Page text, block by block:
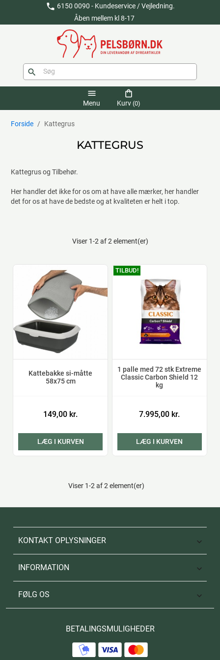
phone 6150 0090 - Kundeservice / Vejledning.
Åben mellem kl 8-17
search
menu
Menu
shopping_bag
Kurv (0)
Forside Kattegrus
KATTEGRUS
Kattegrus og Tilbehør.
Her handler det ikke for os om at have alle mærker, her handler
det for os at have de bedste og at kvaliteten er helt i top.
Viser 1-2 af 2 element(er)
Kattebakke si-måtte
58x75 cm
149,00 kr.
LÆG I KURVEN
1 palle med 72 stk Extreme
Classic Carbon Shield 12
kg
7.995,00 kr.
LÆG I KURVEN
TILBUD!
Viser 1-2 af 2 element(er)
KONTAKT OPLYSNINGER 
INFORMATION 
FØLG OS 
BETALINGSMULIGHEDER